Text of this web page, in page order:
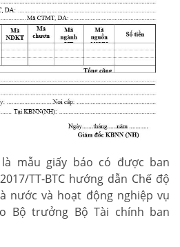
mẫu giấy báo có được ban
TT-BTC hướng dẫn Chế độ
nước và hoạt động nghiệp vụ
Bộ trưởng Bộ Tài chính ban